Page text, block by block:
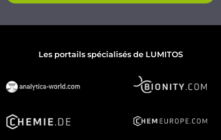
Les portails spécialisés de LUMITOS